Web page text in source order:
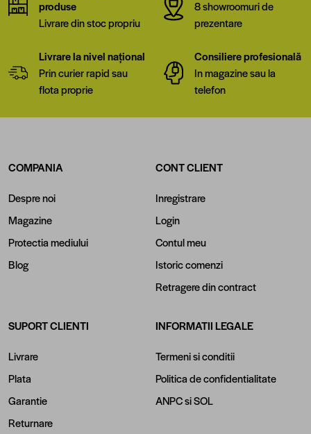
produse
Livrare din stoc propriu
8 showroomuri de
prezentare
Livrare la nivel național
Prin curier rapid sau
flota proprie
Consiliere profesională
In magazine sau la
telefon
COMPANIA
Despre noi
Magazine
Protectia mediului
Blog
CONT CLIENT
Inregistrare
Login
Contul meu
Istoric comenzi
Retragere din contract
SUPORT CLIENTI
Livrare
Plata
Garantie
Returnare
INFORMATII LEGALE
Termeni si conditii
Politica de confidentialitate
ANPCsiSOL